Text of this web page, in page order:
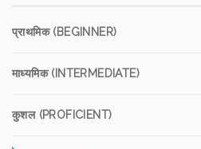
प्राथमिक (BEGINNER)
माध्यमिक (INTERMEDIATE)
कुशल (PROFICIENT)